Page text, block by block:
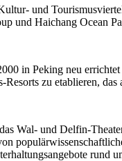
und
und Haichang Ocean
in Peking neu
zu etablieren,
Wal- und Delfin-
rund